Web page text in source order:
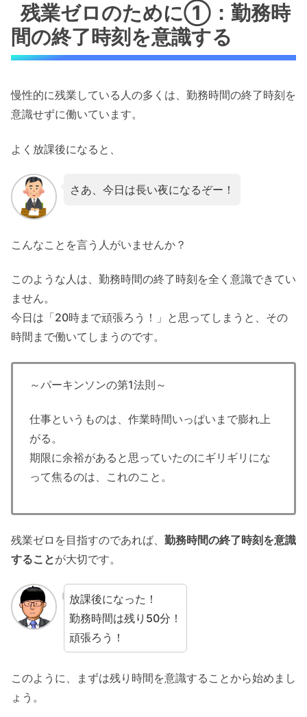
残業ゼロのために①：勤務時
間の終了時刻を意識する
慢性的に残業している人の多くは、勤務時間の終了時刻を
意識せずに働いています。
よく放課後になると、
さあ、今日は長い夜になるぞー！
こんなことを言う人がいませんか？
このような人は、勤務時間の終了時刻を全く意識できてい
ません。
今日は「20時まで頑張ろう！」と思ってしまうと、その
時間まで働いてしまうのです。
～パーキンソンの第1法則～
仕事というものは、作業時間いっぱいまで膨れ上
がる。
期限に余裕があると思っていたのにギリギリにな
って焦るのは、これのこと。
残業ゼロを目指すのであれば、 勤務時間の終了時刻を意識
することが大切です。
放課後になった！
勤務時間は残り50分！
頑張ろう！
このように、まずは残り時間を意識することから始めまし
ょう。